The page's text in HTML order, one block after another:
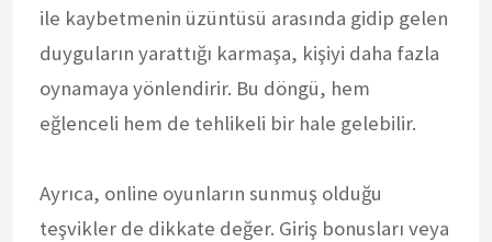
ile kaybetmenin üzüntüsü arasında gidip gelen
duyguların yarattığı karmaşa, kişiyi daha fazla
oynamaya yönlendirir. Bu döngü, hem
eğlenceli hem de tehlikeli bir hale gelebilir.
Ayrıca, online oyunların sunmuş olduğu
teşvikler de dikkate değer. Giriş bonusları veya